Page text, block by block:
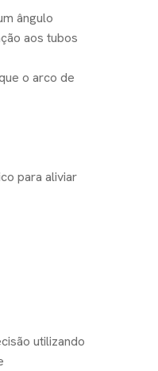
ângulo
aos tubos
o arco de
para aliviar
utilizando